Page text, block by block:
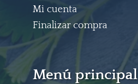
Mi cuenta
Finalizar compra
Menú principal